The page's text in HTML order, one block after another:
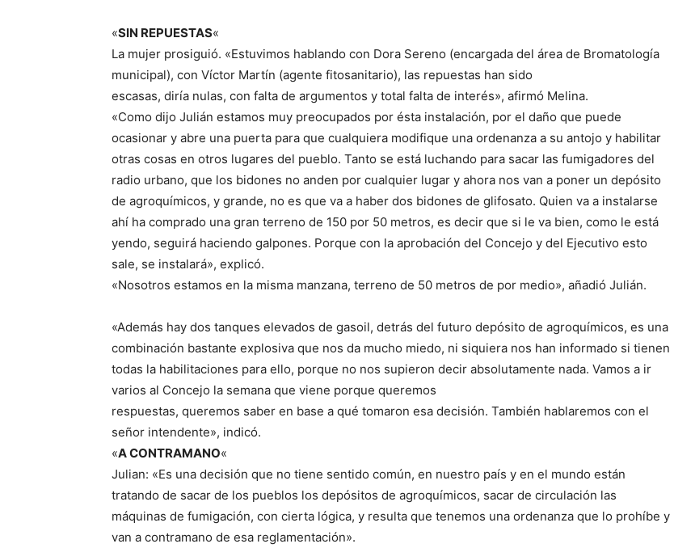
«SIN REPUESTAS«
La mujer prosiguió. «Estuvimos hablando con Dora Sereno (encargada del área de Bromatología
municipal), con Víctor Martín (agente fitosanitario), las repuestas han sido
escasas, diría nulas, con falta de argumentos y total falta de interés», afirmó Melina.
«Como dijo Julián estamos muy preocupados por ésta instalación, por el daño que puede
ocasionar y abre una puerta para que cualquiera modifique una ordenanza a su antojo y habilitar
otras cosas en otros lugares del pueblo. Tanto se está luchando para sacar las fumigadores del
radio urbano, que los bidones no anden por cualquier lugar y ahora nos van a poner un depósito
de agroquímicos, y grande, no es que va a haber dos bidones de glifosato. Quien va a instalarse
ahí ha comprado una gran terreno de 150 por 50 metros, es decir que si le va bien, como le está
yendo, seguirá haciendo galpones. Porque con la aprobación del Concejo y del Ejecutivo esto
sale, se instalará», explicó.
«Nosotros estamos en la misma manzana, terreno de 50 metros de por medio», añadió Julián.
«Además hay dos tanques elevados de gasoil, detrás del futuro depósito de agroquímicos, es una
combinación bastante explosiva que nos da mucho miedo, ni siquiera nos han informado si tienen
todas la habilitaciones para ello, porque no nos supieron decir absolutamente nada. Vamos a ir
varios al Concejo la semana que viene porque queremos
respuestas, queremos saber en base a qué tomaron esa decisión. También hablaremos con el
señor intendente», indicó.
«A CONTRAMANO«
Julian: «Es una decisión que no tiene sentido común, en nuestro país y en el mundo están
tratando de sacar de los pueblos los depósitos de agroquímicos, sacar de circulación las
máquinas de fumigación, con cierta lógica, y resulta que tenemos una ordenanza que lo prohíbe y
van a contramano de esa reglamentación».